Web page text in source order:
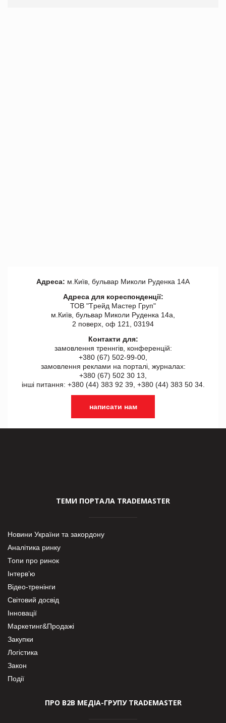
Адреса: м.Київ, бульвар Миколи Руденка 14А
Адреса для кореспонденції:
ТОВ "Tрейд Мастер Груп"
м.Київ, бульвар Миколи Руденка 14а,
2 поверх, оф 121, 03194
Контакти для:
замовлення треннгів, конференцій:
+380 (67) 502-99-00,
замовлення реклами на порталі, журналах:
+380 (67) 502 30 13,
інші питання: +380 (44) 383 92 39, +380 (44) 383 50 34.
написати нам
ТЕМИ ПОРТАЛА TRADEMASTER
Новини України та закордону
Аналітика ринку
Топи про ринок
Інтерв’ю
Відео-тренінги
Світовий досвід
Інновації
Маркетинг&Продажі
Закупки
Логістика
Закон
Події
ПРО В2В МЕДІА-ГРУПУ TRADEMASTER